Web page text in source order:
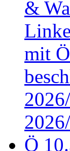
&
mit
Ö